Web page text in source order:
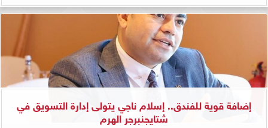
إضافة قوية للفندق.. إسلام ناجي يتولى إدارة التسويق في
شتايجنبرجر الهرم